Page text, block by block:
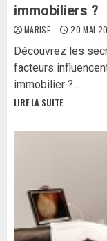
immobiliers ?
MARISE 20 MAI
Découvrez les
facteurs
immobilier ?...
LIRE LA SUITE